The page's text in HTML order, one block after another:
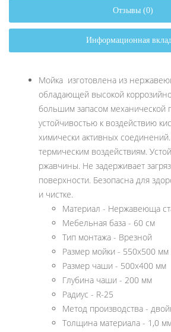
Отзывы (0)
Информационная
Мойка изготовлена из
обладающей высокой
большим запасом механической
устойчивостью к воздействию
химически активных
термическим воздействиям.
ржавчины. Не задерживает
поверхности. Безопасна для
и чистке.
Материал - Нержавеюща
Мебельная база - 60 см
Тип монтажа - Врезной
Размер мойки - 550х500 мм
Размер чаши - 500х400 мм
Глубина чаши - 200 мм
Радиус - R-25
Метод производства -
Толщина материала - 1,0